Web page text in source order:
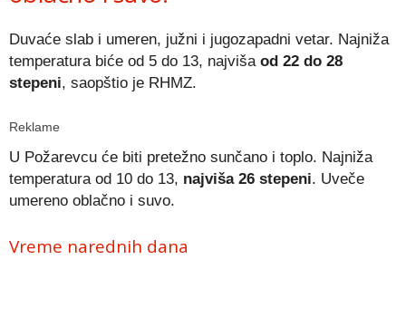
Duvaće slab i umeren, južni i jugozapadni vetar. Najniža
temperatura biće od 5 do 13, najviša od 22 do 28
stepeni, saopštio je RHMZ.
Reklame
U Požarevcu će biti pretežno sunčano i toplo. Najniža
temperatura od 10 do 13, najviša 26 stepeni. Uveče
umereno oblačno i suvo.
Vreme narednih dana